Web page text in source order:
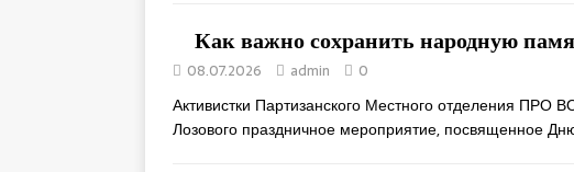
Как важно сохранить народную
08.07.2026 admin 0
Активистки Партизанского Местного отделения
Лозового праздничное мероприятие, посвященное